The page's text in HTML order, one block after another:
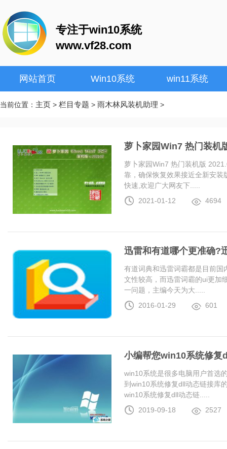
专注于win10系统
www.vf28.com
网站首页 Win10系统 win11系统
当前位置： 主页 > 栏目专题 > 雨木林风装机助理 >
萝卜家园Win7 热门装机
萝卜家园Win7 热门装机版
靠，确保恢复效果接近全新安
快速,欢迎广大网友下.....
2021-01-12
4694
迅雷和有道哪个更准确?
有道词典和迅雷词霸都是目前
文性较高，而迅雷词霸的ui更加
一问题，主编今天为大.....
2016-01-29
601
小编帮您win10系统修复
win10系统是很多电脑用户首选
到win10系统修复dll动态链接库
win10系统修复dll动态链.....
2019-09-18
2527